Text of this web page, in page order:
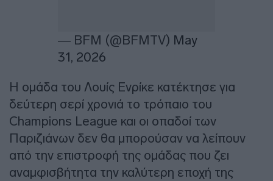
— BFM (@BFMTV) May
31, 2026
Η ομάδα του Λουίς Ενρίκε κατέκτησε για
δεύτερη σερί χρονιά το τρόπαιο του
Champions League και οι οπαδοί των
Παριζιάνων δεν θα μπορούσαν να λείπουν
από την επιστροφή της ομάδας που ζει
αναμφισβήτητα την καλύτερη εποχή της